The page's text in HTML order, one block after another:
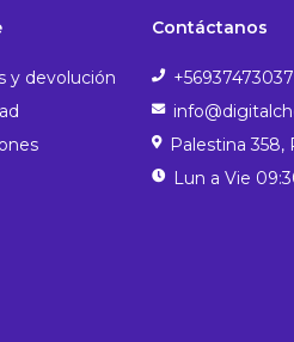
y devolución
Contáctanos
+56937473037
Palestina 358,
Lun a Vie